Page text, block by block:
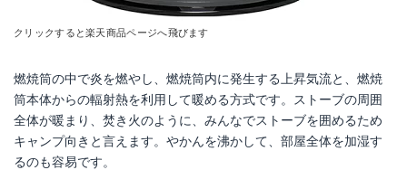
クリックすると楽天商品ページへ飛びます
燃焼筒の中で炎を燃やし、燃焼筒内に発生する上昇気流と、燃焼
筒本体からの輻射熱を利用して暖める方式です。ストーブの周囲
全体が暖まり、焚き火のように、みんなでストーブを囲めるため
キャンプ向きと言えます。やかんを沸かして、部屋全体を加湿す
るのも容易です。